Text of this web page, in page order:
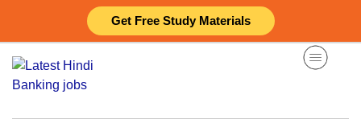
Get Free Study Materials
content